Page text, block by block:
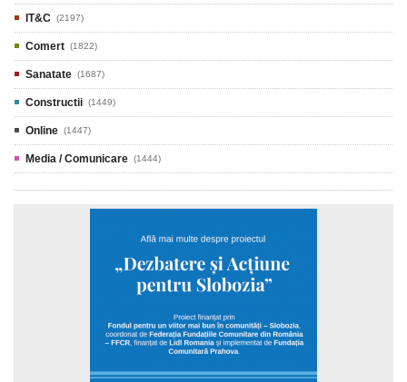
IT&C (2197)
Comert (1822)
Sanatate (1687)
Constructii (1449)
Online (1447)
Media / Comunicare (1444)